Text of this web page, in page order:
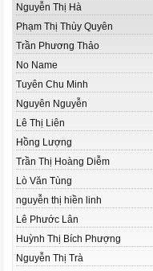
Nguyễn Thị Hà
Phạm Thị Thùy Quyên
Trần Phương Thảo
No Name
Tuyên Chu Minh
Nguyên Nguyễn
Lê Thị Liên
Hồng Lượng
Trần Thị Hoàng Diễm
Lò Văn Tùng
nguyễn thị hiền linh
Lê Phước Lân
Huỳnh Thị Bích Phượng
Nguyễn Thị Trà